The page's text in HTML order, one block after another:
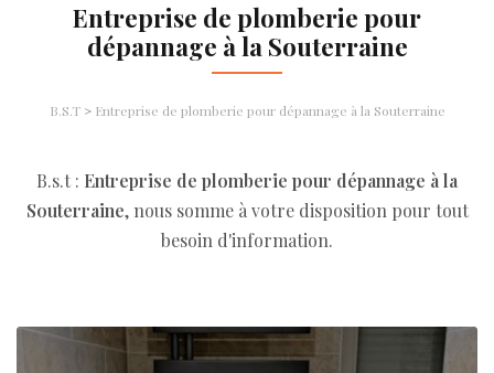
Entreprise de plomberie pour
dépannage à la Souterraine
B.S.T> Entreprise de plomberie pour dépannage à la Souterraine
B.s.t : Entreprise de plomberie pour dépannage à la
Souterraine, nous somme à votre disposition pour tout
besoin d'information.